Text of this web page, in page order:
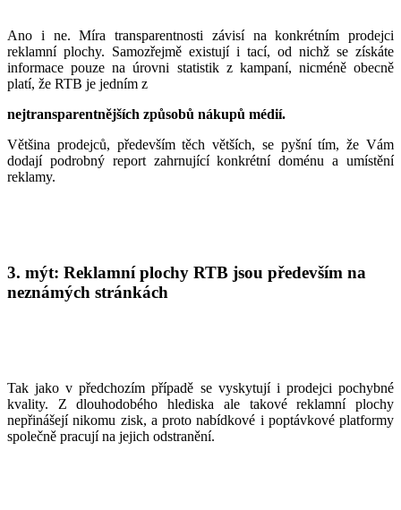
Ano i ne. Míra transparentnosti závisí na konkrétním prodejci
reklamní plochy. Samozřejmě existují i tací, od nichž se získáte
informace pouze na úrovni statistik z kampaní, nicméně obecně
platí, že RTB je jedním z
nejtransparentnějších způsobů nákupů médií.
Většina prodejců, především těch větších, se pyšní tím, že Vám
dodají podrobný report zahrnující konkrétní doménu a umístění
reklamy.
3. mýt: Reklamní plochy RTB jsou především na
neznámých stránkách
Tak jako v předchozím případě se vyskytují i prodejci pochybné
kvality. Z dlouhodobého hlediska ale takové reklamní plochy
nepřinášejí nikomu zisk, a proto nabídkové i poptávkové platformy
společně pracují na jejich odstranění.